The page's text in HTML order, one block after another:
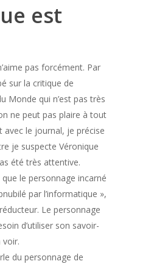
est
pas forcément. Par
sur la critique de
Monde qui n’est pas très
ne peut pas plaire à tout
le journal, je précise
je suspecte Véronique
été très attentive.
le personnage incarné
par l’informatique »,
Le personnage
d’utiliser son savoir-
voir.
du personnage de